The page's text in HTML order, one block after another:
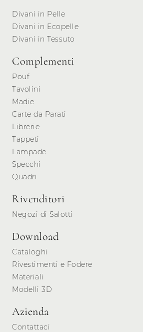
Divani in Pelle
Divani in Ecopelle
Divani in Tessuto
Complementi
Pouf
Tavolini
Madie
Carte da Parati
Librerie
Tappeti
Lampade
Specchi
Quadri
Rivenditori
Negozi di Salotti
Download
Cataloghi
Rivestimenti e Fodere
Materiali
Modelli 3D
Azienda
Contattaci